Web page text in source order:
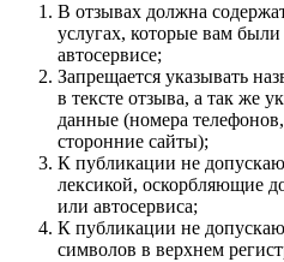
В отзывах должна
услугах, которые вам
автосервисе;
Запрещается указывать
в тексте отзыва, а так же
данные (номера
сторонние сайты);
К публикации не
лексикой, оскорбляющие
или автосервиса;
К публикации не
символов в верхнем